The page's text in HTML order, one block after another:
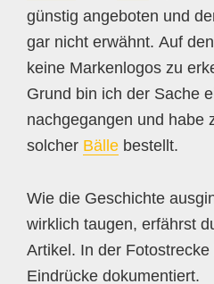
günstig angeboten und
gar nicht erwähnt. Auf
keine Markenlogos zu
Grund bin ich der Sache
nachgegangen und habe
solcher Bälle bestellt.
Wie die Geschichte
wirklich taugen, erfährst
Artikel. In der
Eindrücke dokumentiert.